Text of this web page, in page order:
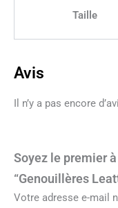
Taille
Avis
Il n’y a pas encore
Soyez le premier
“Genouillères
Votre adresse e-mail